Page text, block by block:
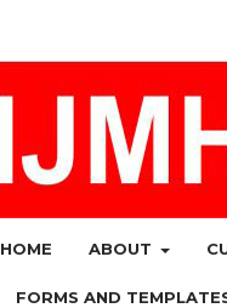
HOME ABOUT
FORMS AND